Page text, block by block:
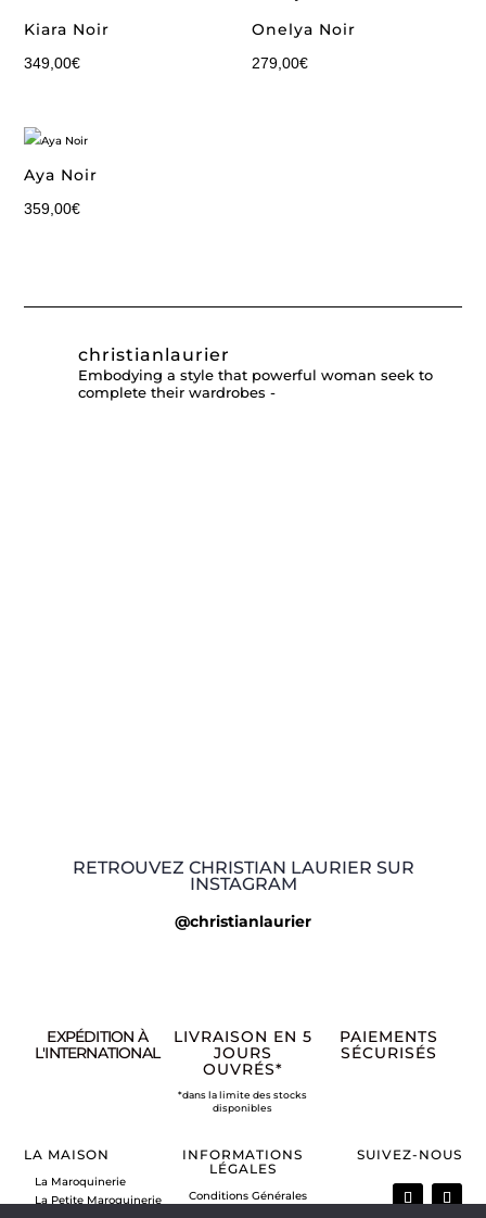
Kiara Noir
349,00€
Onelya Noir
279,00€
Aya Noir
359,00€
christianlaurier
Embodying a style that powerful woman seek to
complete their wardrobes -
RETROUVEZ CHRISTIAN LAURIER SUR
INSTAGRAM
@christianlaurier
EXPÉDITION À
L'INTERNATIONAL
LIVRAISON EN 5
JOURS
OUVRÉS*
*dans la limite des stocks
disponibles
PAIEMENTS
SÉCURISÉS
LA MAISON
La Maroquinerie
La Petite Maroquinerie
INFORMATIONS
LÉGALES
Conditions Générales
SUIVEZ-NOUS